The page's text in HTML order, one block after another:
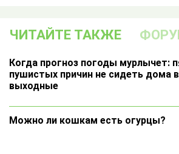
ЧИТАЙТЕ ТАКЖЕ
Когда прогноз погоды мурлычет:
пушистых причин не сидеть дома в
выходные
Можно ли кошкам есть огурцы?